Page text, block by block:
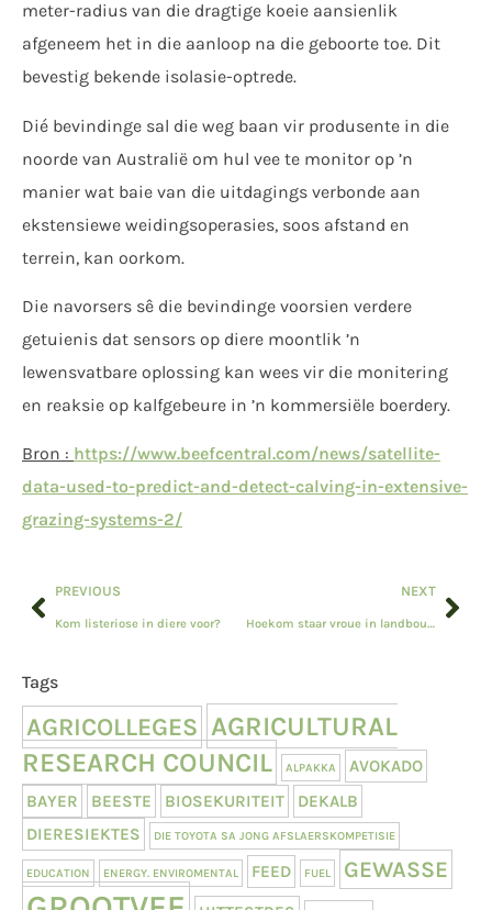
meter-radius van die dragtige koeie aansienlik
afgeneem het in die aanloop na die geboorte toe. Dit
bevestig bekende isolasie-optrede.
Dié bevindinge sal die weg baan vir produsente in die
noorde van Australië om hul vee te monitor op ’n
manier wat baie van die uitdagings verbonde aan
ekstensiewe weidingsoperasies, soos afstand en
terrein, kan oorkom.
Die navorsers sê die bevindinge voorsien verdere
getuienis dat sensors op diere moontlik ’n
lewensvatbare oplossing kan wees vir die monitering
en reaksie op kalfgebeure in ’n kommersiële boerdery.
Bron : https://www.beefcentral.com/news/satellite-
data-used-to-predict-and-detect-calving-in-extensive-
grazing-systems-2/
PREVIOUS
Kom listeriose in diere voor?
NEXT
Hoekom staar vroue in landbou steeds verouderde persepsies in die gesig?
Tags
AGRICOLLEGES AGRICULTURAL
RESEARCH COUNCIL
ALPAKKA
AVOKADO
BAYER
BEESTE BIOSEKURITEIT
DEKALB
DIERESIEKTES
DIE TOYOTA SA JONG AFSLAERSKOMPETISIE
EDUCATION ENERGY. ENVIROMENTAL FEED FUEL GEWASSE